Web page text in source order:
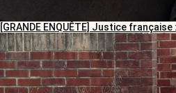
[GRANDE ENQUÊTE] Justice